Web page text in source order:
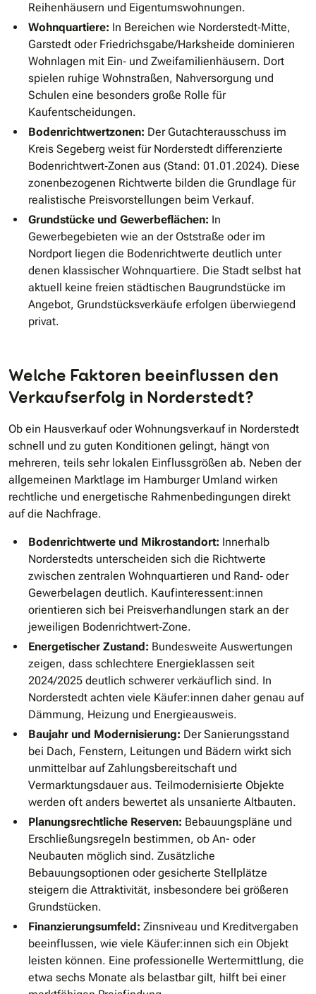
Reihenhäusern und Eigentumswohnungen.
Wohnquartiere: In Bereichen wie Norderstedt‐Mitte,
Garstedt oder Friedrichsgabe/Harksheide dominieren
Wohnlagen mit Ein‐ und Zweifamilienhäusern. Dort
spielen ruhige Wohnstraßen, Nahversorgung und
Schulen eine besonders große Rolle für
Kaufentscheidungen.
Bodenrichtwertzonen: Der Gutachterausschuss im
Kreis Segeberg weist für Norderstedt differenzierte
Bodenrichtwert‐Zonen aus (Stand: 01.01.2024). Diese
zonenbezogenen Richtwerte bilden die Grundlage für
realistische Preisvorstellungen beim Verkauf.
Grundstücke und Gewerbeflächen: In
Gewerbegebieten wie an der Oststraße oder im
Nordport liegen die Bodenrichtwerte deutlich unter
denen klassischer Wohnquartiere. Die Stadt selbst hat
aktuell keine freien städtischen Baugrundstücke im
Angebot, Grundstücksverkäufe erfolgen überwiegend
privat.
Welche Faktoren beeinflussen den
Verkaufserfolg in Norderstedt?
Ob ein Hausverkauf oder Wohnungsverkauf in Norderstedt
schnell und zu guten Konditionen gelingt, hängt von
mehreren, teils sehr lokalen Einflussgrößen ab. Neben der
allgemeinen Marktlage im Hamburger Umland wirken
rechtliche und energetische Rahmenbedingungen direkt
auf die Nachfrage.
Bodenrichtwerte und Mikrostandort: Innerhalb
Norderstedts unterscheiden sich die Richtwerte
zwischen zentralen Wohnquartieren und Rand‐ oder
Gewerbelagen deutlich. Kaufinteressent:innen
orientieren sich bei Preisverhandlungen stark an der
jeweiligen Bodenrichtwert‐Zone.
Energetischer Zustand: Bundesweite Auswertungen
zeigen, dass schlechtere Energieklassen seit
2024/2025 deutlich schwerer verkäuflich sind. In
Norderstedt achten viele Käufer:innen daher genau auf
Dämmung, Heizung und Energieausweis.
Baujahr und Modernisierung: Der Sanierungsstand
bei Dach, Fenstern, Leitungen und Bädern wirkt sich
unmittelbar auf Zahlungsbereitschaft und
Vermarktungsdauer aus. Teilmodernisierte Objekte
werden oft anders bewertet als unsanierte Altbauten.
Planungsrechtliche Reserven: Bebauungspläne und
Erschließungsregeln bestimmen, ob An- oder
Neubauten möglich sind. Zusätzliche
Bebauungsoptionen oder gesicherte Stellplätze
steigern die Attraktivität, insbesondere bei größeren
Grundstücken.
Finanzierungsumfeld: Zinsniveau und Kreditvergaben
beeinflussen, wie viele Käufer:innen sich ein Objekt
leisten können. Eine professionelle Wertermittlung, die
etwa sechs Monate als belastbar gilt, hilft bei einer